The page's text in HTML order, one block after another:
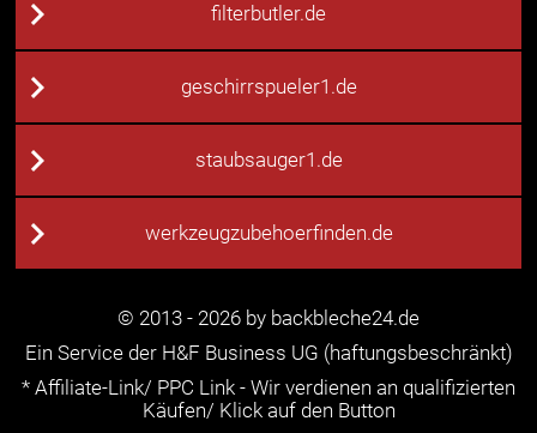
filterbutler.de
geschirrspueler1.de
staubsauger1.de
werkzeugzubehoerfinden.de
© 2013 - 2026 by backbleche24.de
Ein Service der H&F Business UG (haftungsbeschränkt)
* Affiliate-Link/ PPC Link - Wir verdienen an qualifizierten
Käufen/ Klick auf den Button